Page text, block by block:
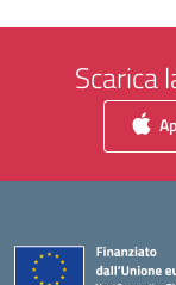
Scarica